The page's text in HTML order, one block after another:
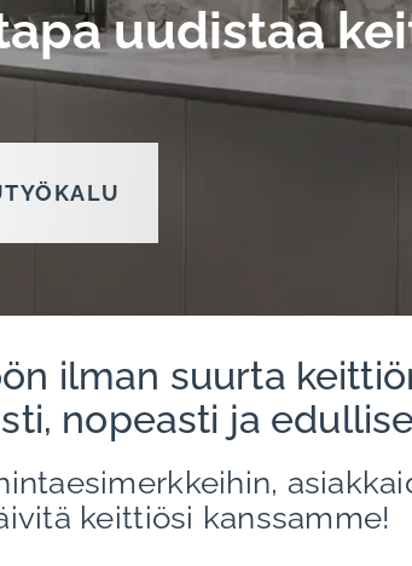
uudistaa
ilman suurta
nopeasti ja
keittiösi kanssamme!